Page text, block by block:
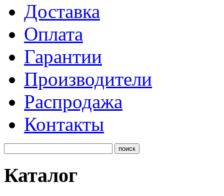
Доставка
Оплата
Гарантии
Производители
Распродажа
Контакты
Каталог